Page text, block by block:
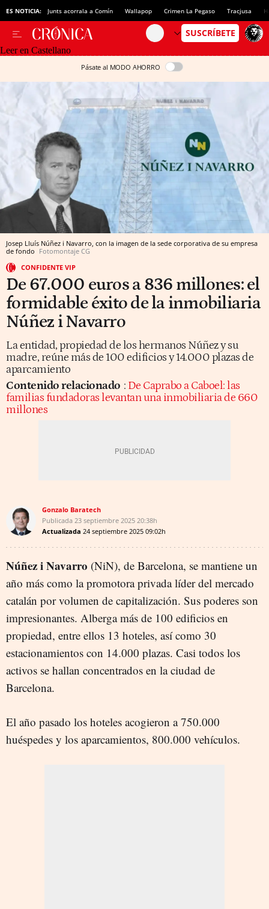
ES NOTICIA: Junts acorrala a Comín Wallapop Crimen La Pegaso Tracjusa
Leer en Castellano
Pásate al MODO AHORRO
Josep Lluís Núñez i Navarro, con la imagen de la sede corporativa de su empresa
de fondo Fotomontaje CG
CONFIDENTE VIP
De 67.000 euros a 836 millones: el
formidable éxito de la inmobiliaria
Núñez i Navarro
La entidad, propiedad de los hermanos Núñez y su
madre, reúne más de 100 edificios y 14.000 plazas de
aparcamiento
Contenido relacionado : De Caprabo a Caboel: las
familias fundadoras levantan una inmobiliaria de 660
millones
Gonzalo Baratech
Publicada 23 septiembre 2025 20:38h
Actualizada 24 septiembre 2025 09:02h
Núñez i Navarro (NiN), de Barcelona, se mantiene un
año más como la promotora privada líder del mercado
catalán por volumen de capitalización. Sus poderes son
impresionantes. Alberga más de 100 edificios en
propiedad, entre ellos 13 hoteles, así como 30
estacionamientos con 14.000 plazas. Casi todos los
activos se hallan concentrados en la ciudad de
Barcelona.
El año pasado los hoteles acogieron a 750.000
huéspedes y los aparcamientos, 800.000 vehículos.